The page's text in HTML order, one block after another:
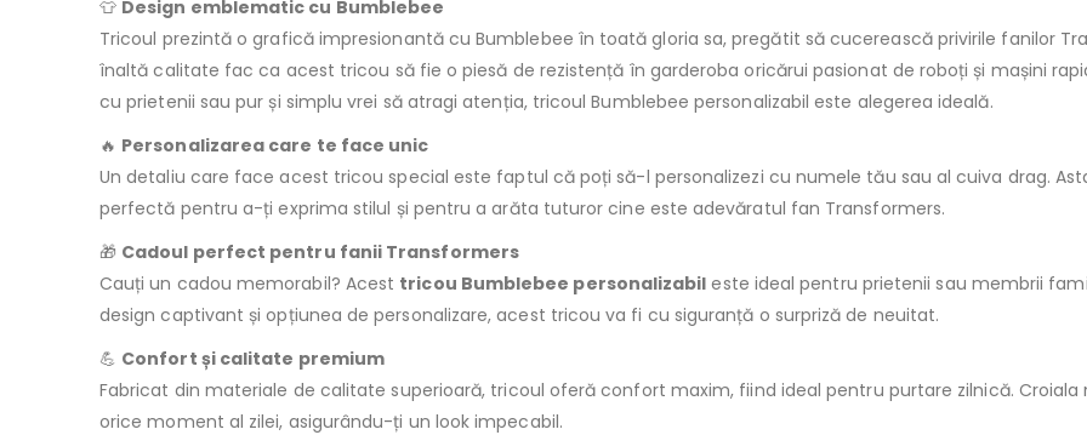
👕 Design emblematic cu Bumblebee
Tricoul prezintă o grafică impresionantă cu Bumblebee în toată gloria sa, pregătit să cucerească privirile fanilor
înaltă calitate fac ca acest tricou să fie o piesă de rezistență în garderoba oricărui pasionat de roboți și mașini
cu prietenii sau pur și simplu vrei să atragi atenția, tricoul Bumblebee personalizabil este alegerea ideală.
🔥 Personalizarea care te face unic
Un detaliu care face acest tricou special este faptul că poți să-l personalizezi cu numele tău sau al cuiva drag.
perfectă pentru a-ți exprima stilul și pentru a arăta tuturor cine este adevăratul fan Transformers.
🎁 Cadoul perfect pentru fanii Transformers
Cauți un cadou memorabil? Acest tricou Bumblebee personalizabil este ideal pentru prietenii sau membrii
design captivant și opțiunea de personalizare, acest tricou va fi cu siguranță o surpriză de neuitat.
💪 Confort și calitate premium
Fabricat din materiale de calitate superioară, tricoul oferă confort maxim, fiind ideal pentru purtare zilnică.
orice moment al zilei, asigurându-ți un look impecabil.